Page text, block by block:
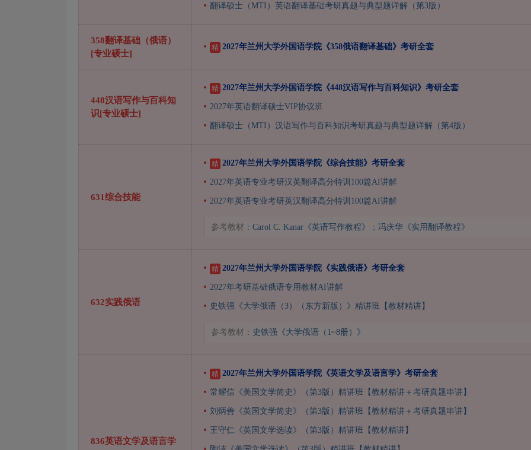
翻译硕士（MTI）英语翻译基础考研真题与典型题详解（第3版）
358翻译基础（俄语）
[专业硕士]
精 2027年兰州大学外国语学院《358俄语翻译基础》考研全套
448汉语写作与百科知
识[专业硕士]
精 2027年兰州大学外国语学院《448汉语写作与百科知识》考研全套
2027年英语翻译硕士VIP协议班
翻译硕士（MTI）汉语写作与百科知识考研真题与典型题详解（第4版）
631综合技能
精 2027年兰州大学外国语学院《综合技能》考研全套
2027年英语专业考研汉英翻译高分特训100篇AI讲解
2027年英语专业考研英汉翻译高分特训100篇AI讲解
参考教材： Carol C. Kanar《英语写作教程》 ； 冯庆华《实用翻译教程》
632实践俄语
精 2027年兰州大学外国语学院《实践俄语》考研全套
2027年考研基础俄语专用教材AI讲解
史铁强《大学俄语（3）（东方新版）》精讲班【教材精讲】
参考教材： 史铁强《大学俄语（1~8册）》
836英语文学及语言学
精 2027年兰州大学外国语学院《英语文学及语言学》考研全套
常耀信《美国文学简史》（第3版）精讲班【教材精讲＋考研真题串讲】
刘炳善《英国文学简史》（第3版）精讲班【教材精讲＋考研真题串讲】
王守仁《英国文学选读》（第3版）精讲班【教材精讲】